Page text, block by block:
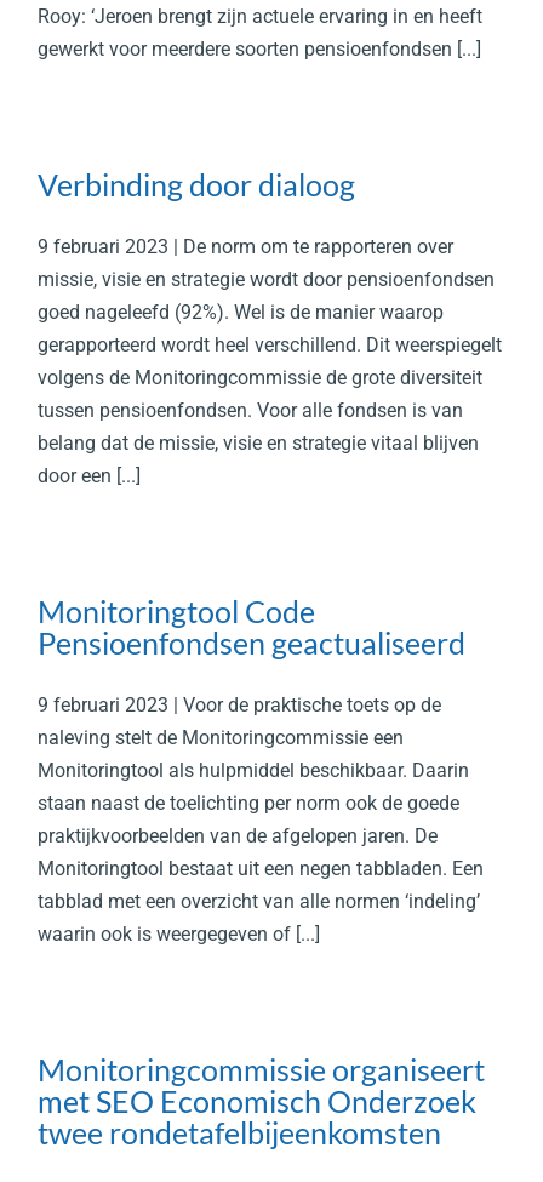
Rooy: ‘Jeroen brengt zijn actuele ervaring in en heeft
gewerkt voor meerdere soorten pensioenfondsen [...]
Verbinding door dialoog
9 februari 2023 | De norm om te rapporteren over
missie, visie en strategie wordt door pensioenfondsen
goed nageleefd (92%). Wel is de manier waarop
gerapporteerd wordt heel verschillend. Dit weerspiegelt
volgens de Monitoringcommissie de grote diversiteit
tussen pensioenfondsen. Voor alle fondsen is van
belang dat de missie, visie en strategie vitaal blijven
door een [...]
Monitoringtool Code
Pensioenfondsen geactualiseerd
9 februari 2023 | Voor de praktische toets op de
naleving stelt de Monitoringcommissie een
Monitoringtool als hulpmiddel beschikbaar. Daarin
staan naast de toelichting per norm ook de goede
praktijkvoorbeelden van de afgelopen jaren. De
Monitoringtool bestaat uit een negen tabbladen. Een
tabblad met een overzicht van alle normen ‘indeling’
waarin ook is weergegeven of [...]
Monitoringcommissie organiseert
met SEO Economisch Onderzoek
twee rondetafelbijeenkomsten